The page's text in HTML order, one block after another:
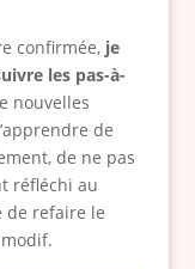
confirmée,je
les pas-à-
nouvelles
de
de ne pas
réfléchi au
de refaire le